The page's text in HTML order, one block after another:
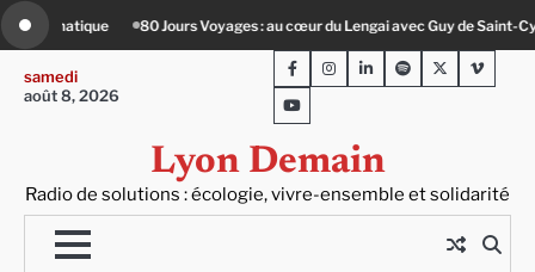
Skip
to
content
Lengai avec Guy de Saint-Cyr Le Crépin de Lyon (Maison Baudière) :
samedi
août 8, 2026
Lyon Demain
Radio de solutions : écologie, vivre-ensemble et solidarité
FacebookInstagram
LinkedInSpotifyTwitterViméo
Youtube